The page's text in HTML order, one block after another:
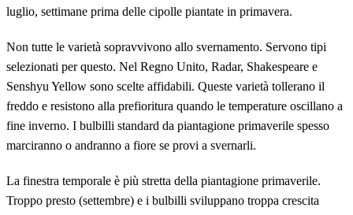
luglio, settimane prima delle cipolle piantate in primavera.
Non tutte le varietà sopravvivono allo svernamento. Servono tipi
selezionati per questo. Nel Regno Unito, Radar, Shakespeare e
Senshyu Yellow sono scelte affidabili. Queste varietà tollerano il
freddo e resistono alla prefioritura quando le temperature oscillano a
fine inverno. I bulbilli standard da piantagione primaverile spesso
marciranno o andranno a fiore se provi a svernarli.
La finestra temporale è più stretta della piantagione primaverile.
Troppo presto (settembre) e i bulbilli sviluppano troppa crescita